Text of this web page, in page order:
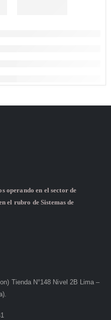
operando en el sector de
el rubro de Sistemas de
Tienda N°148 Nivel 2B Lima –